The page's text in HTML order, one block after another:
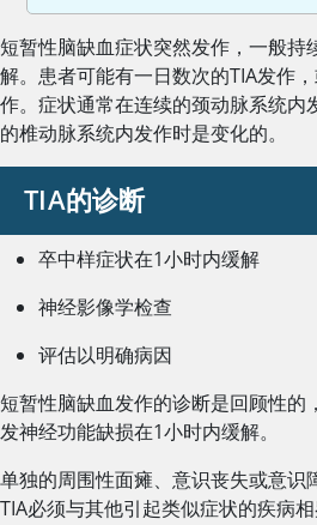
短暂性脑缺血症状突然发作，一般持
解。患者可能有一日数次的TIA发作
作。症状通常在连续的颈动脉系统内
的椎动脉系统内发作时是变化的。
TIA的诊断
卒中样症状在1小时内缓解
神经影像学检查
评估以明确病因
短暂性脑缺血发作的诊断是回顾性的
发神经功能缺损在1小时内缓解。
单独的周围性面瘫、意识丧失或意识
TIA必须与其他引起类似症状的疾病